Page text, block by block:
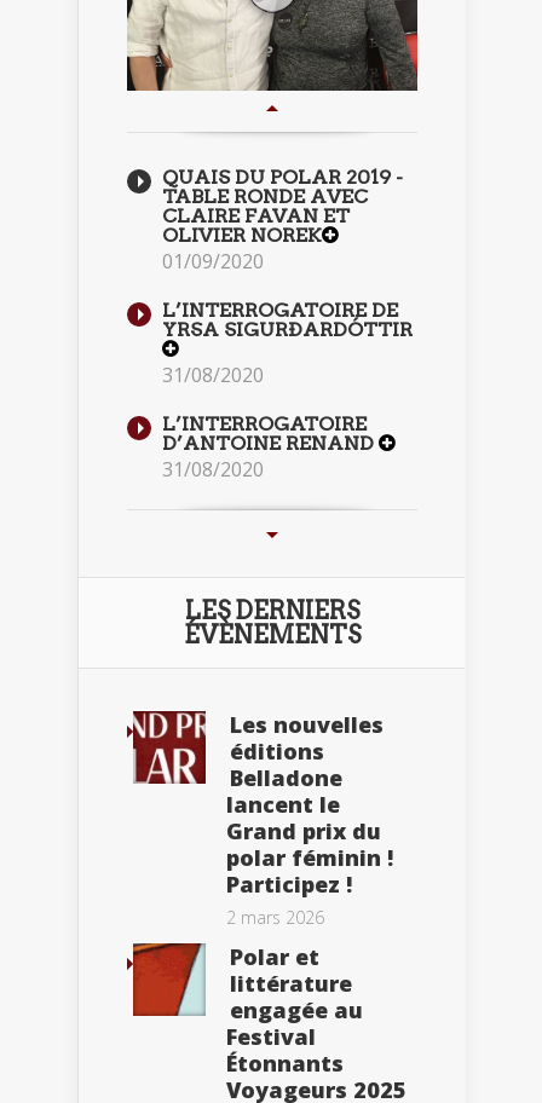
QUAIS DU POLAR 2019 -
TABLE RONDE AVEC
CLAIRE FAVAN ET
OLIVIER NOREK
01/09/2020
L’INTERROGATOIRE DE
YRSA SIGURÐARDÓTTIR
31/08/2020
L’INTERROGATOIRE
D’ANTOINE RENAND
31/08/2020
LES DERNIERS
ÉVÈNEMENTS
Les nouvelles
éditions
Belladone
lancent le
Grand prix du
polar féminin !
Participez !
2 mars 2026
Polar et
littérature
engagée au
Festival
Étonnants
Voyageurs 2025